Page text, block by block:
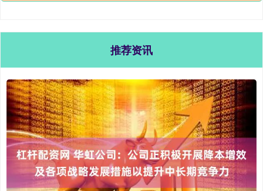
推荐资讯